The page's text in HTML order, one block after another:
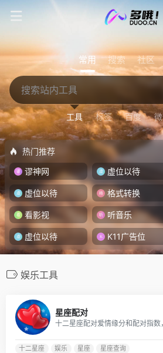
常用 搜索 社区
工具 标签 百度
热门推荐
谬神网
虚位以待
虚位以待 格式转换
看影视 听音乐
虚位以待 K11广告位
娱乐工具
星座配对
十二星座配对爱情缘分和配对指数
十二星座 娱乐 星座 星座查询